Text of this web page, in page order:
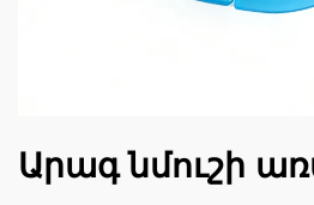
Արագ նմուշի